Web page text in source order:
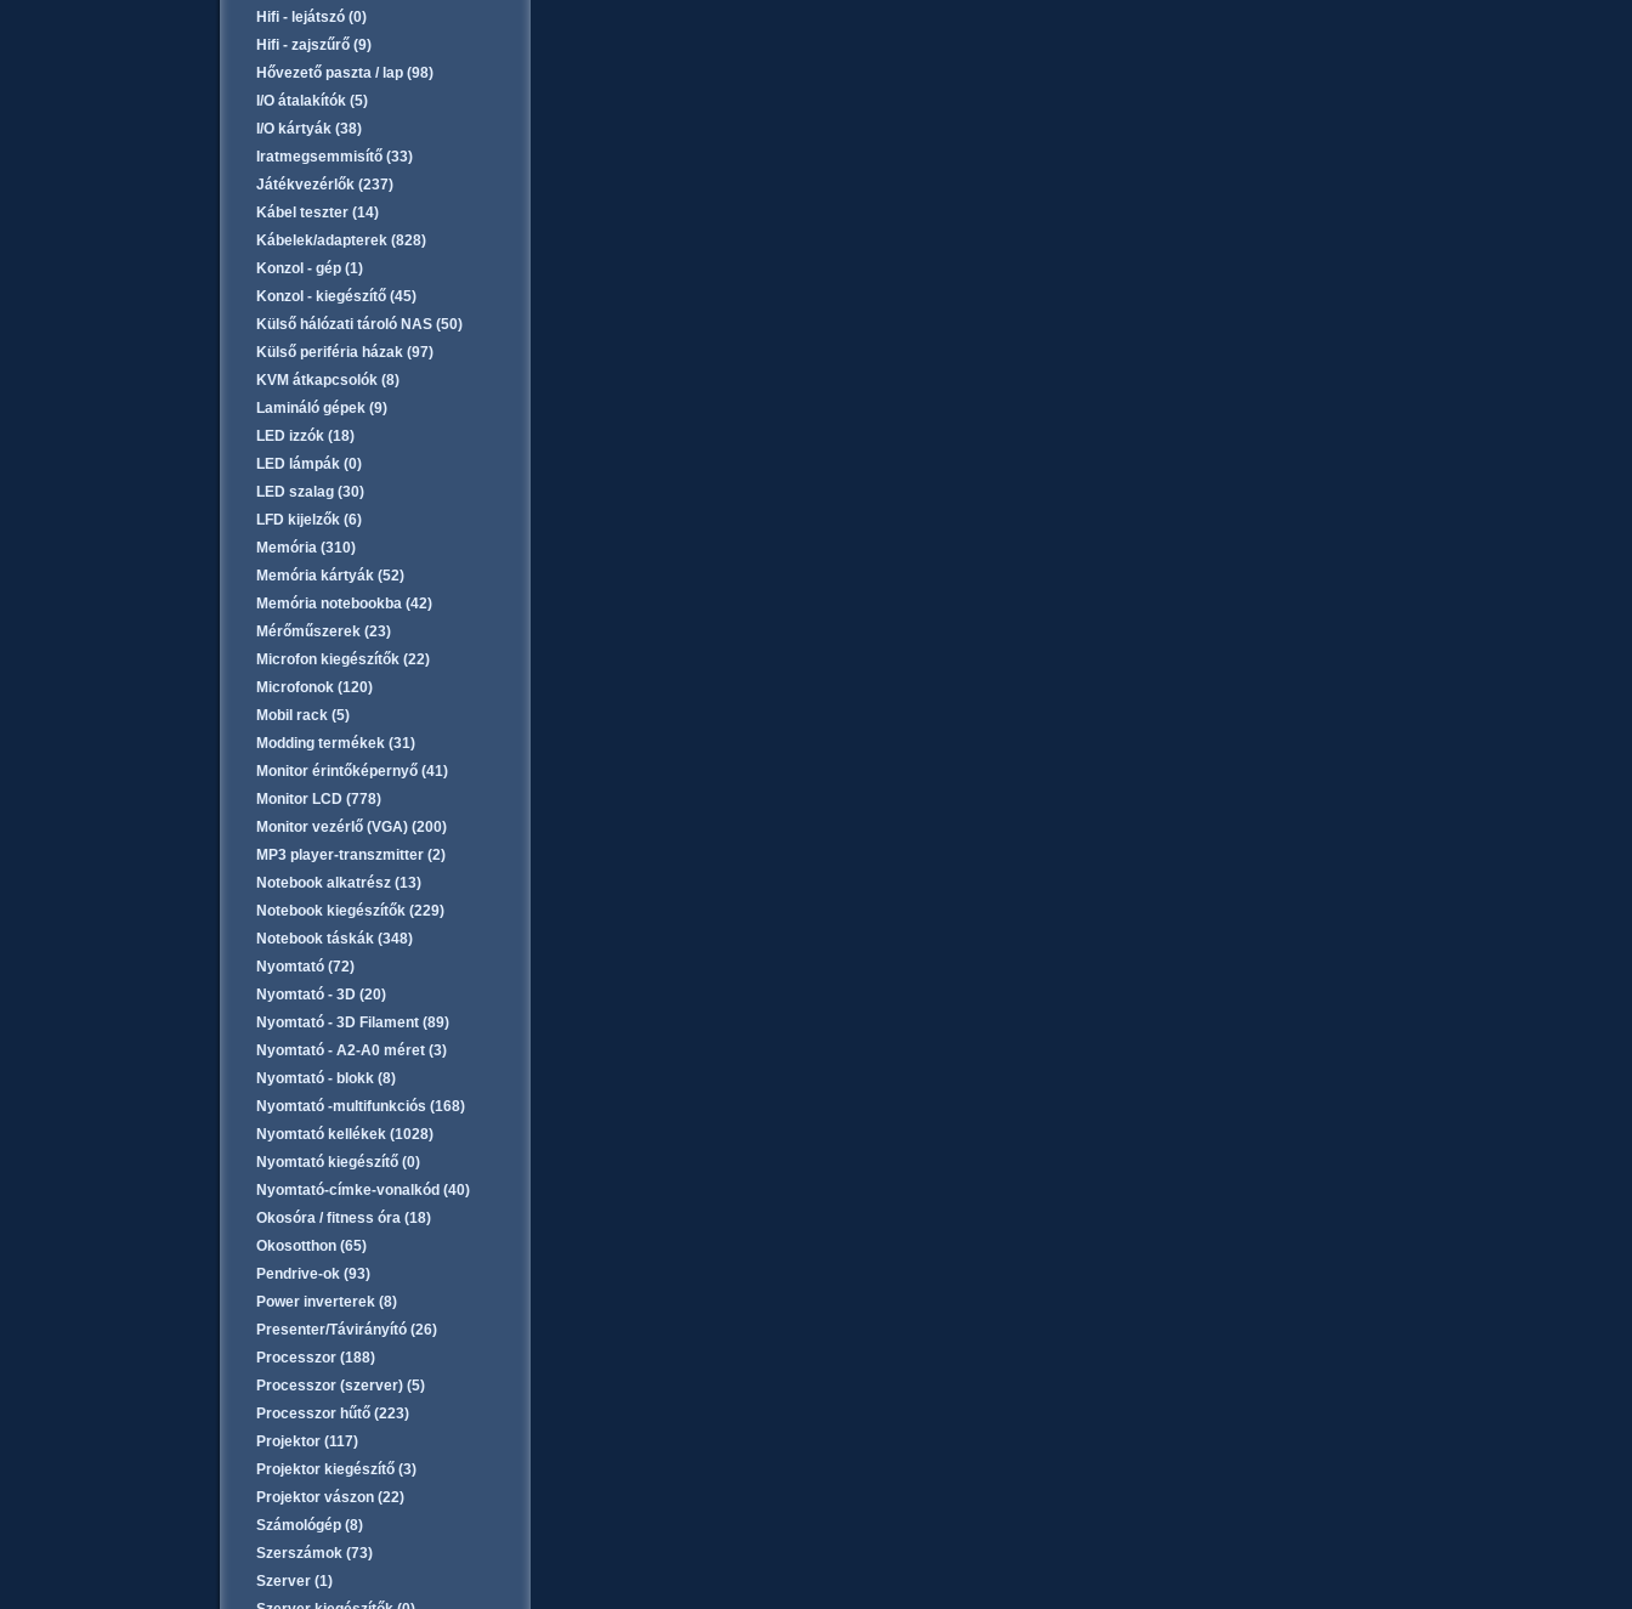
Hifi - lejátszó (0)
Hifi - zajszűrő (9)
Hővezető paszta / lap (98)
I/O átalakítók (5)
I/O kártyák (38)
Iratmegsemmisítő (33)
Játékvezérlők (237)
Kábel teszter (14)
Kábelek/adapterek (828)
Konzol - gép (1)
Konzol - kiegészítő (45)
Külső hálózati tároló NAS (50)
Külső periféria házak (97)
KVM átkapcsolók (8)
Lamináló gépek (9)
LED izzók (18)
LED lámpák (0)
LED szalag (30)
LFD kijelzők (6)
Memória (310)
Memória kártyák (52)
Memória notebookba (42)
Mérőműszerek (23)
Microfon kiegészítők (22)
Microfonok (120)
Mobil rack (5)
Modding termékek (31)
Monitor érintőképernyő (41)
Monitor LCD (778)
Monitor vezérlő (VGA) (200)
MP3 player-transzmitter (2)
Notebook alkatrész (13)
Notebook kiegészítők (229)
Notebook táskák (348)
Nyomtató (72)
Nyomtató - 3D (20)
Nyomtató - 3D Filament (89)
Nyomtató - A2-A0 méret (3)
Nyomtató - blokk (8)
Nyomtató -multifunkciós (168)
Nyomtató kellékek (1028)
Nyomtató kiegészítő (0)
Nyomtató-címke-vonalkód (40)
Okosóra / fitness óra (18)
Okosotthon (65)
Pendrive-ok (93)
Power inverterek (8)
Presenter/Távirányító (26)
Processzor (188)
Processzor (szerver) (5)
Processzor hűtő (223)
Projektor (117)
Projektor kiegészítő (3)
Projektor vászon (22)
Számológép (8)
Szerszámok (73)
Szerver (1)